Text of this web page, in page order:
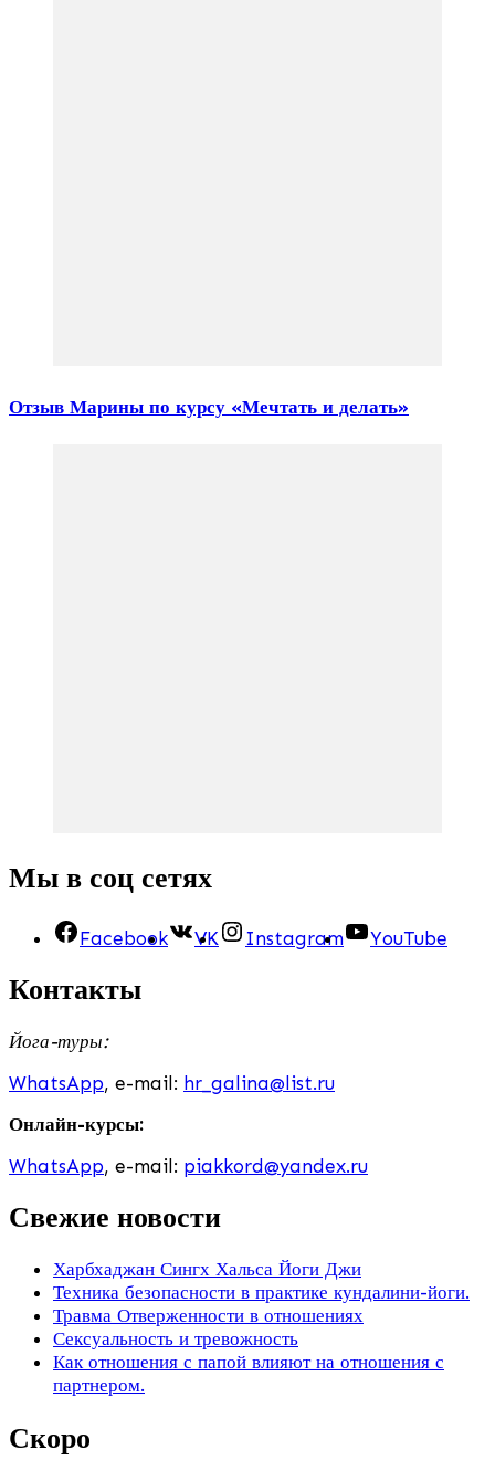
Отзыв Марины по курсу «Мечтать и делать»
Мы в соц сетях
Facebook VK Instagram YouTube
Контакты
Йога-туры:
WhatsApp, e-mail: hr_galina@list.ru
Онлайн-курсы:
WhatsApp, e-mail: piakkord@yandex.ru
Свежие новости
Харбхаджан Сингх Хальса Йоги Джи
Техника безопасности в практике кундалини-йоги.
Травма Отверженности в отношениях
Сексуальность и тревожность
Как отношения с папой влияют на отношения с
партнером.
Скоро